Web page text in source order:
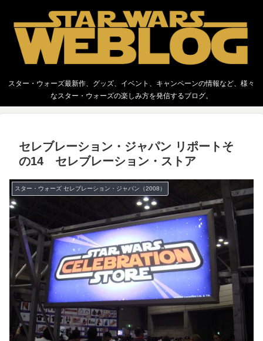
スター・ウォーズ最新作、グッズ、イベント、キャンペーンの情報など、様々
なスター・ウォーズの楽しみ方を発信するブログ。
セレブレーション・ジャパン リポートそ
の14 セレブレーション・ストア
スター・ウォーズ セレブレーション・ジャパン（2008）